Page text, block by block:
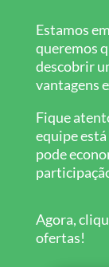
Estamos
queremos
descobrir
vantagens
Fique
equipe
pode
Agora,
ofertas!